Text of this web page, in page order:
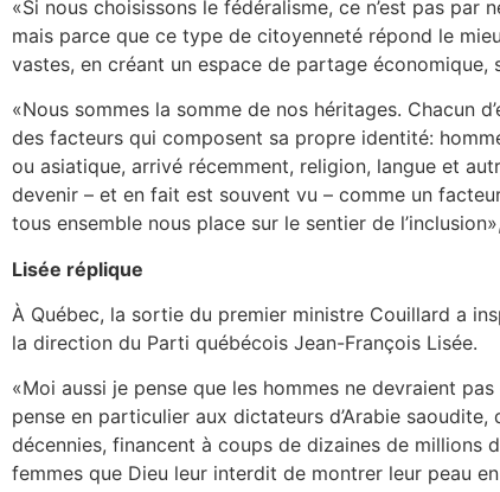
«Si nous choisissons le fédéralisme, ce n’est pas par
mais parce que ce type de citoyenneté répond le
vastes, en créant un espace de partage
«Nous sommes la somme de nos héritages. Chacun
des facteurs qui composent sa propre identité:
ou asiatique, arrivé récemment, religion, langue et
devenir – et en fait est souvent vu – comme un
tous ensemble nous place sur le sentier de
Lisée réplique
À Québec, la sortie du premier ministre Couillard a
la direction du Parti québécois Jean-François Lisée.
«Moi aussi je pense que les hommes ne devraient
pense en particulier aux dictateurs d’Arabie saoudite,
décennies, financent à coups de dizaines de millions
femmes que Dieu leur interdit de montrer leur peau